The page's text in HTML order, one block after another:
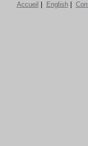
Accueil English|